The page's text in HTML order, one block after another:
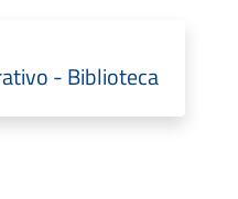
- Biblioteca